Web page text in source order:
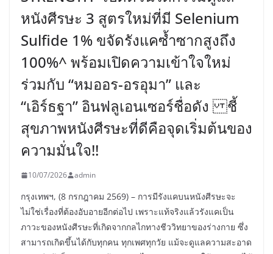
หนังศีรษะ 3 สูตรใหม่ที่มี Selenium
Sulfide 1% ขจัดรังแคซ้ำซากสูงถึง
100%^ พร้อมเปิดความเข้าใจใหม่
ร่วมกับ “หมออร-อรอุมา” และ
“เอิร์ธฐา” อินฟลูเอนเซอร์ชื่อดัง ชี้
สุขภาพหนังศีรษะที่ดีคือจุดเริ่มต้นของ
ความมั่นใจ!!
10/07/2026 admin
กรุงเทพฯ, (8 กรกฎาคม 2569) – การมีรังแคบนหนังศีรษะจะ
ไม่ใช่เรื่องที่ต้องอับอายอีกต่อไป เพราะแท้จริงแล้วรังแคเป็น
ภาวะของหนังศีรษะที่เกิดจากกลไกทางชีววิทยาของร่างกาย ซึ่ง
สามารถเกิดขึ้นได้กับทุกคน ทุกเพศทุกวัย แม้จะดูแลความสะอาด